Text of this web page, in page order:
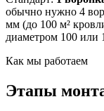
обычно нужно 4
мм (до 100 м²
диаметром 100 или
Как мы работаем
Этапы